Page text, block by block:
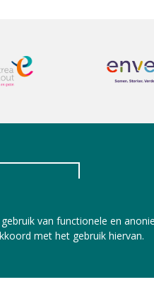
van functionele en
met het gebruik hiervan.